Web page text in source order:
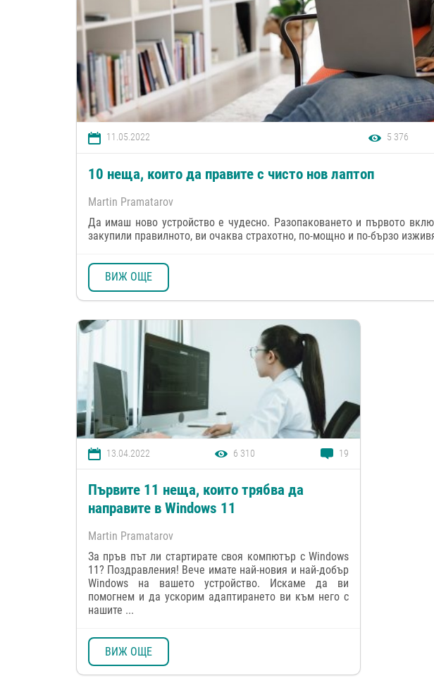
11.05.2022 5 376
10 неща, които да правите с чисто нов лаптоп
Martin Pramatarov
Да имаш ново устройство е чудесно. Разопаковането и първото
закупили правилното, ви очаква страхотно, по-мощно и по-бързо
ВИЖ ОЩЕ
13.04.2022 6 310 19
Първите 11 неща, които трябва да
направите в Windows 11
Martin Pramatarov
За пръв път ли стартирате своя компютър с Windows
11? Поздравления! Вече имате най-новия и най-добър
Windows на вашето устройство. Искаме да ви
помогнем и да ускорим адаптирането ви към него с
нашите ...
ВИЖ ОЩЕ